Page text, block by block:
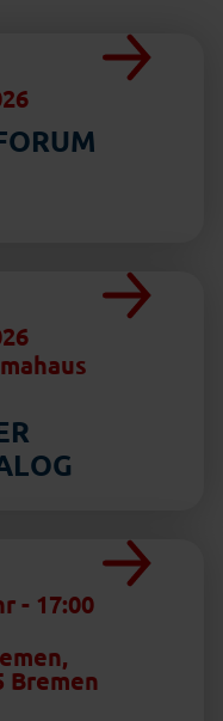
- 17:00
Bremen